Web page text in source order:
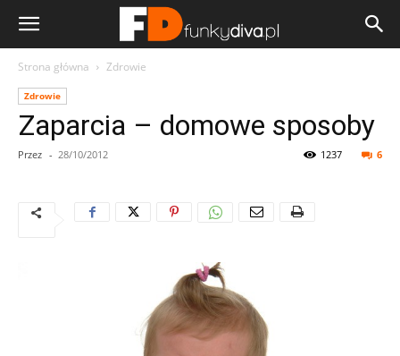
Strona główna Zdrowie
Zdrowie
Zaparcia – domowe sposoby
Przez - 28/10/2012 6
1237